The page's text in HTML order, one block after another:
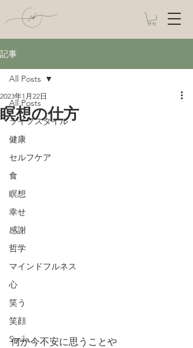
記事
All Posts
ライフスタイル
健康
セルフケア
食
瞑想
幸せ
感謝
哲学
マインドフルネス
心
笑う
笑顔
Smile
All Posts
瞑想の仕方
2023年1月22日
何か今不安に思うことや